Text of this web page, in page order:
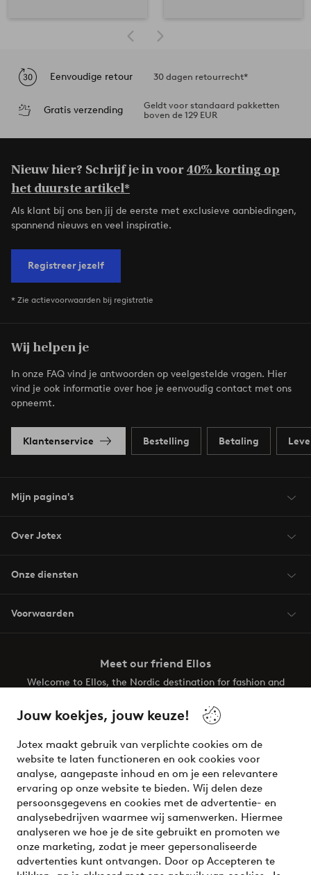
Jouw koekjes, jouw keuze!
Jotex maakt gebruik van verplichte cookies om de
website te laten functioneren en ook cookies voor
analyse, aangepaste inhoud en om je een relevantere
ervaring op onze website te bieden. Wij delen deze
persoonsgegevens en cookies met de advertentie- en
analysebedrijven waarmee wij samenwerken. Hiermee
analyseren we hoe je de site gebruikt en promoten we
onze marketing, zodat je meer gepersonaliseerde
advertenties kunt ontvangen. Door op Accepteren te
Eenvoudige retour 30 dagen retourrecht*
Gratis verzending
Geldt voor standaard pakketten
boven de 129 EUR
Nieuw hier? Schrijf je in voor40% korting op
het duurste artikel*
Als klant bij ons ben jij de eerste met exclusieve aanbiedingen,
spannend nieuws en veel inspiratie.
Registreer jezelf
* Zie actievoorwaarden bij registratie
Wij helpen je
In onze FAQ vind je antwoorden op veelgestelde vragen. Hier
vind je ook informatie over hoe je eenvoudig contact met ons
opneemt.
Klantenservice Bestelling Betaling
Mijn pagina's
Over Jotex
Onze diensten
Voorwaarden
Meet our friend Ellos
Welcome to Ellos, the Nordic destination for fashion and
your wardrobe. Your next inspiring look is here!
Veilig betalen - Nu betalen of opsplitsen
Wil je meer weten over onze betaalopties?